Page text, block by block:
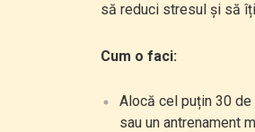
să reduci stresul și să
Cum o faci:
Alocă cel puțin 30
sau un antrenament